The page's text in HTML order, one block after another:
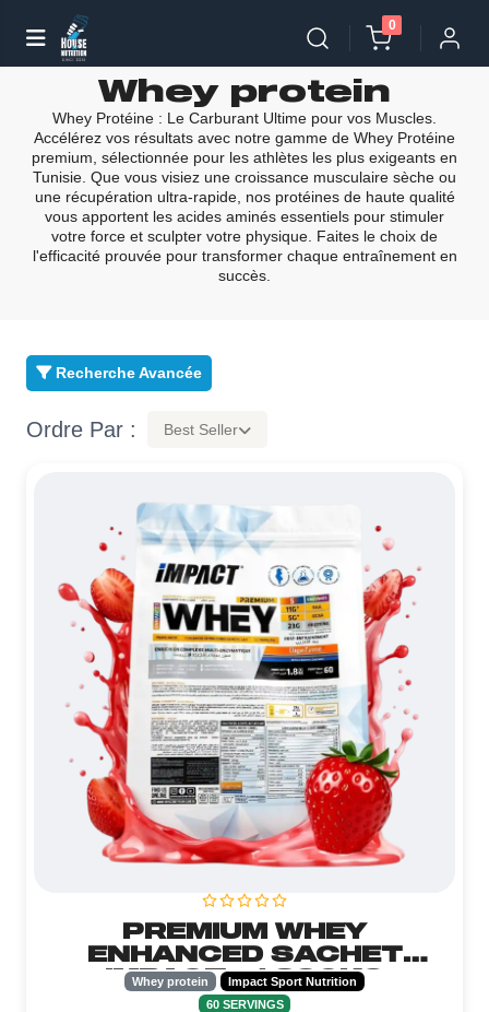
0
Whey protein
Whey Protéine : Le Carburant Ultime pour vos Muscles.
Accélérez vos résultats avec notre gamme de Whey Protéine
premium, sélectionnée pour les athlètes les plus exigeants en
Tunisie. Que vous visiez une croissance musculaire sèche ou
une récupération ultra-rapide, nos protéines de haute qualité
vous apportent les acides aminés essentiels pour stimuler
votre force et sculpter votre physique. Faites le choix de
l'efficacité prouvée pour transformer chaque entraînement en
succès.
Recherche Avancée
Ordre Par : Best Seller
PREMIUM WHEY
ENHANCED SACHET
IMPACT - 1.890KG
Whey protein
Impact Sport Nutrition
60 SERVINGS